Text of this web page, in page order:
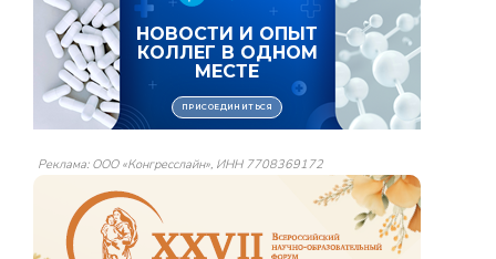
Реклама: ООО «Конгресслайн», ИНН 7708369172